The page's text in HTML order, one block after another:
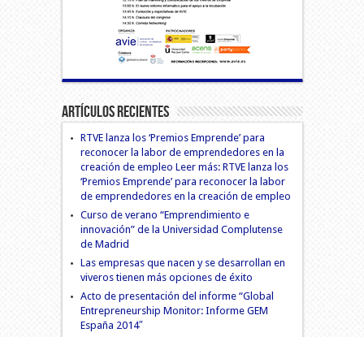
Artículos Recientes
RTVE lanza los ‘Premios Emprende’ para
reconocer la labor de emprendedores en la
creación de empleo Leer más: RTVE lanza los
‘Premios Emprende’ para reconocer la labor
de emprendedores en la creación de empleo
Curso de verano “Emprendimiento e
innovación” de la Universidad Complutense
de Madrid
Las empresas que nacen y se desarrollan en
viveros tienen más opciones de éxito
Acto de presentación del informe “Global
Entrepreneurship Monitor: Informe GEM
España 2014″